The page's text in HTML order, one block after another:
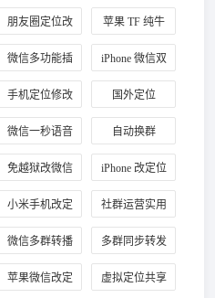
开
朋友圈定位改
国外
苹果 TF 纯牛
马
微信多功能插
件
iPhone 微信双
开
手机定位修改 国外定位
微信一秒语音 自动换群
免越狱改微信
定位
iPhone 改定位
小米手机改定
位
社群运营实用
工具
微信多群转播 多群同步转发
苹果微信改定 虚拟定位共享